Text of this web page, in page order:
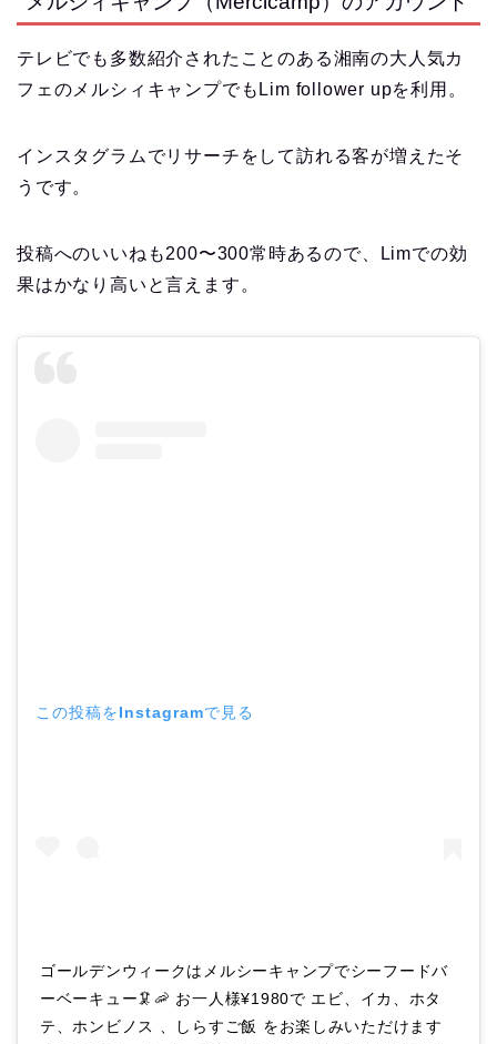
テレビでも多数紹介されたことのある湘南の大人気カ
フェのメルシィキャンプでもLim follower upを利用。
インスタグラムでリサーチをして訪れる客が増えたそ
うです。
投稿へのいいねも200〜300常時あるので、Limでの効
果はかなり高いと言えます。
この投稿をInstagramで見る
ゴールデンウィークはメルシーキャンプでシーフードバ
ーベーキュー🦑🦐 お一人様¥1980で エビ、イカ、ホタ
テ、ホンビノス 、しらすご飯 をお楽しみいただけます